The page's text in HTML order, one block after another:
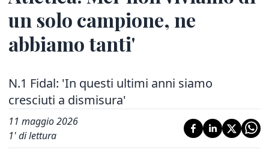
un solo campione, ne
abbiamo tanti'
N.1 Fidal: 'In questi ultimi anni siamo
cresciuti a dismisura'
11 maggio 2026
1' di lettura